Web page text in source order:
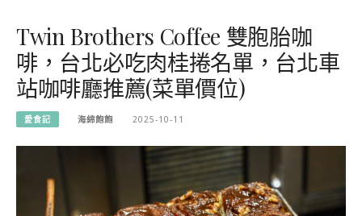
Twin Brothers Coffee 雙胞胎咖
啡，台北必吃肉桂捲名單，台北車
站咖啡廳推薦(菜單價位)
愛食記 海綿飽飽 2025-10-11